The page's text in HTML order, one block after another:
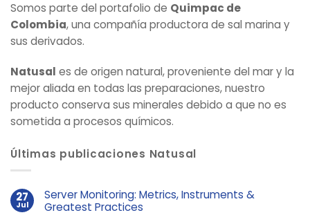
Somos parte del portafolio de Quimpac de
Colombia, una compañía productora de sal marina y
sus derivados.
Natusal es de origen natural, proveniente del mar y la
mejor aliada en todas las preparaciones, nuestro
producto conserva sus minerales debido a que no es
sometida a procesos químicos.
Últimas publicaciones Natusal
27
Jul
Server Monitoring: Metrics, Instruments &
Greatest Practices